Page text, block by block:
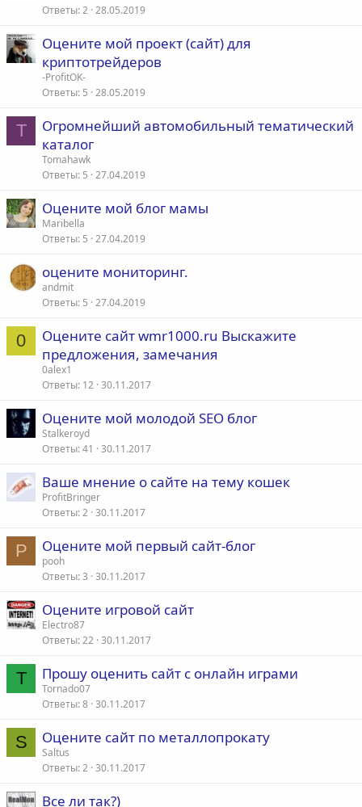
Ответы 2 28.05.2019
Оцените мой проект (сайт) для
криптотрейдеров
-ProfitOK-
Ответы 5 28.05.2019
T
Огромнейший автомобильный тематический
каталог
Tomahawk
Ответы 5 27.04.2019
Оцените мой блог мамы
Maribella
Ответы 5 27.04.2019
оцените мониторинг.
andmit
Ответы 5 27.04.2019
0
Оцените сайт wmr1000.ru Выскажите
предложения, замечания
0alex1
Ответы 12 30.11.2017
Оцените мой молодой SEO блог
Stalkeroyd
Ответы 41 30.11.2017
Ваше мнение о сайте на тему кошек
ProfitBringer
Ответы 2 30.11.2017
P Оцените мой первый сайт-блог
pooh
Ответы 3 30.11.2017
Оцените игровой сайт
Electro87
Ответы 22 30.11.2017
T Прошу оценить сайт с онлайн играми
Tornado07
Ответы 8 30.11.2017
S Оцените сайт по металлопрокату
Saltus
Ответы 2 30.11.2017
Все ли так?)